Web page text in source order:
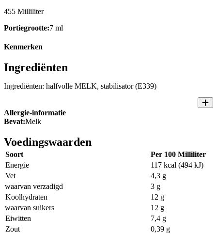
455 Milliliter
Portiegrootte:7 ml
Kenmerken
Ingrediënten
Ingrediënten: halfvolle MELK, stabilisator (E339)
Allergie-informatie
Bevat:Melk
Voedingswaarden
Soort
Per 100 Milliliter
Energie
117 kcal (494 kJ)
Vet
4,3 g
waarvan verzadigd
3 g
Koolhydraten
12 g
waarvan suikers
12 g
Eiwitten
7,4 g
Zout
0,39 g